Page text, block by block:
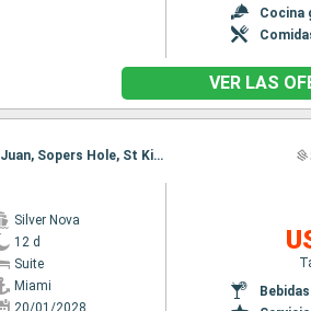
Cocina
VER LAS
Itinerario : Miami, San Juan, Sopers Hole, St Kitts, Gustavia, Saint John's, Miami, San Juan, Sopers Hole, St Kitts, Gustavia, Saint John's, Miami
Silver Nova
12 d
Suite
Miami
20/01/2028